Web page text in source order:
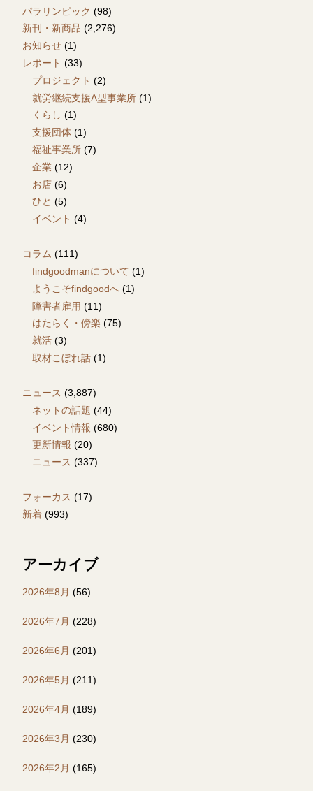
パラリンピック (98)
新刊・新商品 (2,276)
お知らせ (1)
レポート (33)
プロジェクト (2)
就労継続支援A型事業所 (1)
くらし (1)
支援団体 (1)
福祉事業所 (7)
企業 (12)
お店 (6)
ひと (5)
イベント (4)
コラム (111)
findgoodmanについて (1)
ようこそfindgoodへ (1)
障害者雇用 (11)
はたらく・傍楽 (75)
就活 (3)
取材こぼれ話 (1)
ニュース (3,887)
ネットの話題 (44)
イベント情報 (680)
更新情報 (20)
ニュース (337)
フォーカス (17)
新着 (993)
アーカイブ
2026年8月 (56)
2026年7月 (228)
2026年6月 (201)
2026年5月 (211)
2026年4月 (189)
2026年3月 (230)
2026年2月 (165)